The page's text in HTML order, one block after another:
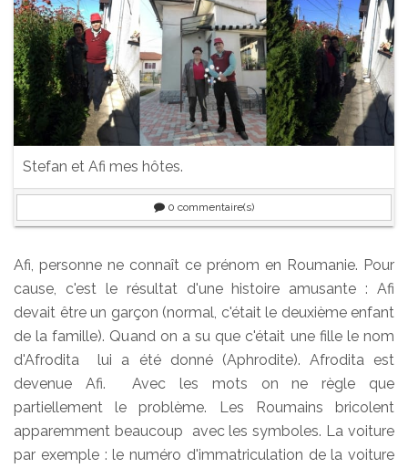
Stefan et Afi mes hôtes.
0 commentaire(s)
Afi, personne ne connaît ce prénom en Roumanie. Pour
cause, c'est le résultat d'une histoire amusante : Afi
devait être un garçon (normal, c'était le deuxième enfant
de la famille). Quand on a su que c'était une fille le nom
d'Afrodita lui a été donné (Aphrodite). Afrodita est
devenue Afi. Avec les mots on ne règle que
partiellement le problème. Les Roumains bricolent
apparemment beaucoup avec les symboles. La voiture
par exemple : le numéro d'immatriculation de la voiture